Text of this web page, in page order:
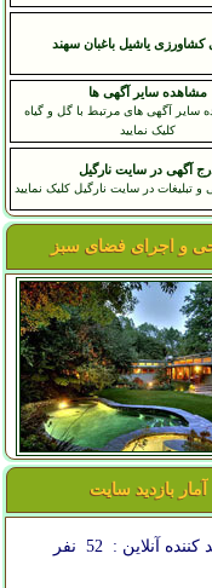
کشاورزی یاشیل باغبان سهند
مشاهده سایر آگهی ها
سایر آگهی های مرتبط با گل و گیاه
کلیک نمایید
آگهی در سایت نارگیل
و تبلیغات در سایت نارگیل کلیک نمایید
و اجرای فضای سبز
آمار بازدید سایت
کننده آنلاین : 52 نفر